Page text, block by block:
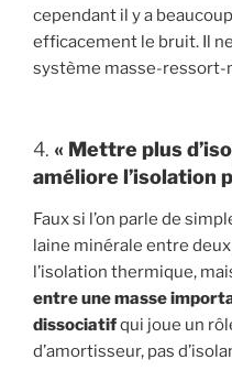
cependant il y a
efficacement le bruit. Il
système masse-ressort-
4. « Mettre plus
améliore l’isolation
Faux si l’on parle de
laine minérale entre
l’isolation thermique,
entre une masse
dissociatifqui joue un
d’amortisseur, pas